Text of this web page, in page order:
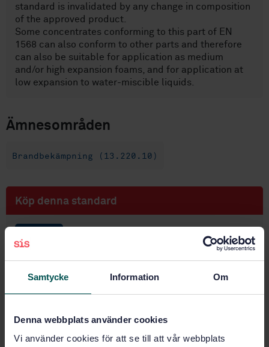
Samtycke Information Om
Denna webbplats använder cookies
Vi använder cookies för att se till att vår webbplats
standard is invalidated by any change in composition
of the approved product.
Some concentrates conforming to this part of EN
1568 can also conform to other parts and therefore
can also be suitable for application as medium
and/or high expansion foams, and for application at
low expansion to water-miscible liquids.
Ämnesområden
Brandbekämpning (13.220.10)
Köp denna standard
SVENSK STANDARD
Del 3: Krav och provningsmetoder för